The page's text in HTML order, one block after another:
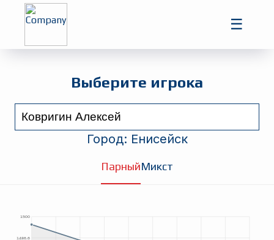
☰
Выберите игрока
Город: Енисейск
ПарныйМикст